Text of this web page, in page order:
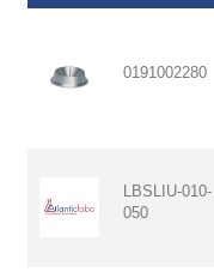
0191002280
LBSLIU-010-
050